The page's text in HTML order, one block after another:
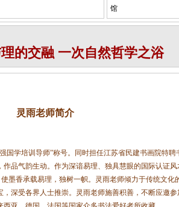
馆
的交融 一次自然哲学之浴
灵雨老师简介
学培训导师”称号。同时担任江苏省民建书画院特
品气韵生动。作为深谙易理、独具慧眼的国际认证
墨香承载易理，独树一帜。灵雨老师倾力于传统文
深受各界人士推崇。灵雨老师施善积善，不断应邀